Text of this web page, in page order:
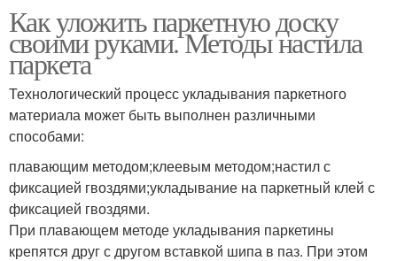
Как уложить паркетную доску
своими руками. Методы настила
паркета
Технологический процесс укладывания паркетного
материала может быть выполнен различными
способами:
плавающим методом;клеевым методом;настил с
фиксацией гвоздями;укладывание на паркетный клей с
фиксацией гвоздями.
При плавающем методе укладывания паркетины
крепятся друг с другом вставкой шипа в паз. При этом